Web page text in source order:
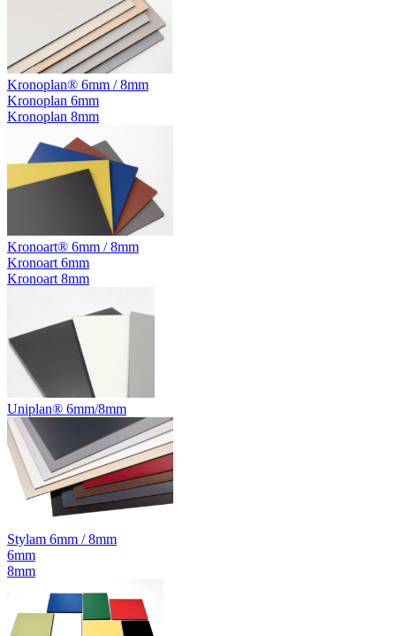
Kronoplan® 6mm / 8mm
Kronoplan 6mm
Kronoplan 8mm
Kronoart® 6mm / 8mm
Kronoart 6mm
Kronoart 8mm
Uniplan® 6mm/8mm
Stylam 6mm / 8mm
6mm
8mm